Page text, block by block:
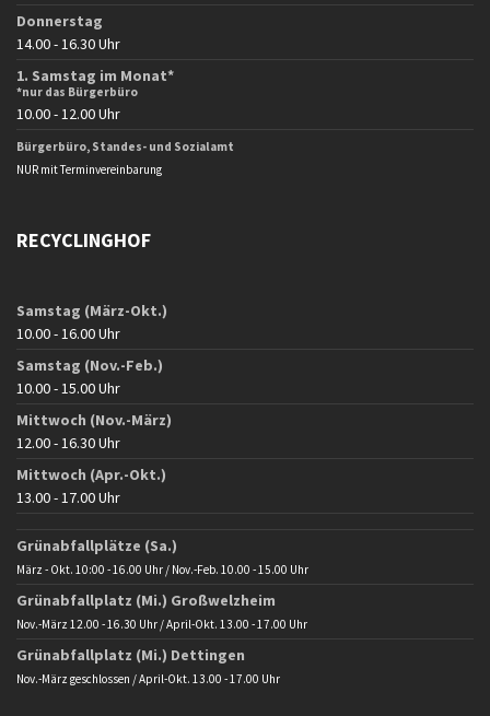
Donnerstag
14.00 - 16.30 Uhr
1. Samstag im Monat*
*nur das Bürgerbüro
10.00 - 12.00 Uhr
Bürgerbüro, Standes- und Sozialamt
NUR mit Terminvereinbarung
RECYCLINGHOF
Samstag (März-Okt.)
10.00 - 16.00 Uhr
Samstag (Nov.-Feb.)
10.00 - 15.00 Uhr
Mittwoch (Nov.-März)
12.00 - 16.30 Uhr
Mittwoch (Apr.-Okt.)
13.00 - 17.00 Uhr
Grünabfallplätze (Sa.)
März - Okt. 10:00 - 16.00 Uhr / Nov.-Feb. 10.00 - 15.00 Uhr
Grünabfallplatz (Mi.) Großwelzheim
Nov.-März 12.00 - 16.30 Uhr / April-Okt. 13.00 - 17.00 Uhr
Grünabfallplatz (Mi.) Dettingen
Nov.-März geschlossen / April-Okt. 13.00 - 17.00 Uhr